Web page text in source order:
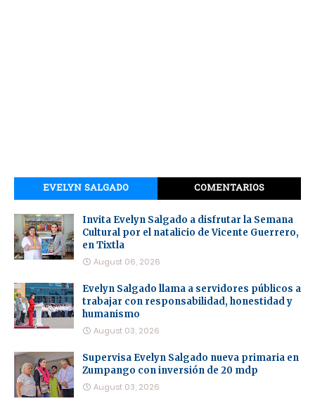
EVELYN SALGADO COMENTARIOS
Invita Evelyn Salgado a disfrutar la Semana
Cultural por el natalicio de Vicente Guerrero,
en Tixtla
August 06, 2026
Evelyn Salgado llama a servidores públicos a
trabajar con responsabilidad, honestidad y
humanismo
August 03, 2026
Supervisa Evelyn Salgado nueva primaria en
Zumpango con inversión de 20 mdp
August 03, 2026